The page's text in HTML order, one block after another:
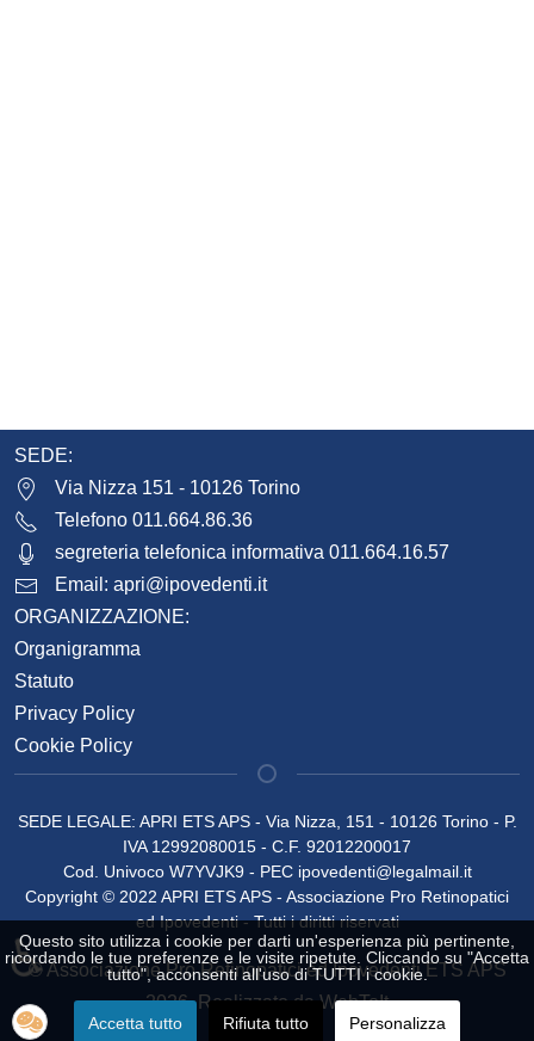
SEDE:
Via Nizza 151 - 10126 Torino
Telefono 011.664.86.36
segreteria telefonica informativa 011.664.16.57
Email: apri@ipovedenti.it
ORGANIZZAZIONE:
Organigramma
Statuto
Privacy Policy
Cookie Policy
SEDE LEGALE: APRI ETS APS - Via Nizza, 151 - 10126 Torino - P.
IVA 12992080015 - C.F. 92012200017
Cod. Univoco W7YVJK9 - PEC ipovedenti@legalmail.it
Copyright © 2022 APRI ETS APS - Associazione Pro Retinopatici
ed Ipovedenti - Tutti i diritti riservati
© Associazione Pro Retinopatici ed Ipovedenti ETS APS
2026, Realizzato da WebToIt
Questo sito utilizza i cookie per darti un'esperienza più pertinente,
ricordando le tue preferenze e le visite ripetute. Cliccando su "Accetta
tutto", acconsenti all'uso di TUTTI i cookie.
Accetta tutto Rifiuta tutto Personalizza